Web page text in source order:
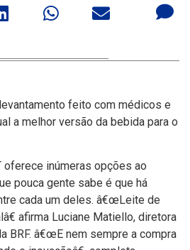
feito com médicos e
a melhor versão da bebida para o
oferece inúmeras opções ao
pouca gente sabe é que há
cada um deles. â€œLeite de
afirma Luciane Matiello, diretora
BRF. â€œE nem sempre a compra